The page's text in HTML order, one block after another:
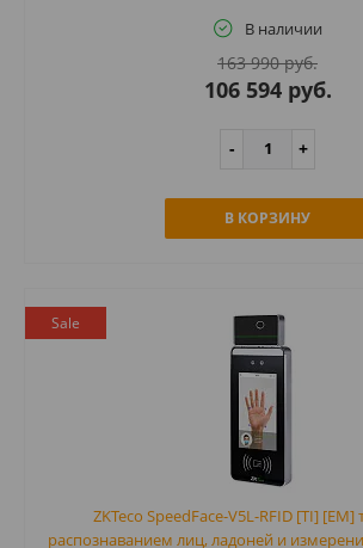
В наличии
163 990 руб.
106 594 руб.
В КОРЗИНУ
Sale
ZKTeco SpeedFace-V5L-RFID [TI]
распознаванием лиц, ладоней и